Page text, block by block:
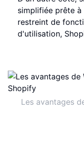
simplifiée prête
restreint de
d'utilisation,
Les avantages